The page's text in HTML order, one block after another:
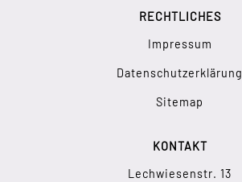
RECHTLICHES
Impressum
Datenschutzerklärung
Sitemap
KONTAKT
Lechwiesenstr. 13